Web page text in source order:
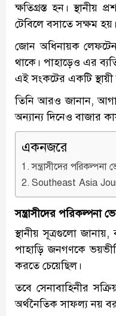
ক্ষতিগ্রস্ত হন।
টেবিলে বসাতে সক্ষম হয়।
জোন অধিনায়ক
থাকে। পাহাড়েও এর
এই সংকটের একটি স্থায়ী
তিনি আরও জানান,
অন্যান্য দিনেও বাজার
একনজরে
সন্ত্রাসীদের পরিকল্পনা
Southeast Asia
সন্ত্রাসীদের পরিকল্পনা
স্থানীয় সূত্রগুলো জানায়,
পাহাড়ি জনগণকে
করতে চেয়েছিল।
তবে সেনাবাহিনীর
অর্থনৈতিক সাফল্য নয়